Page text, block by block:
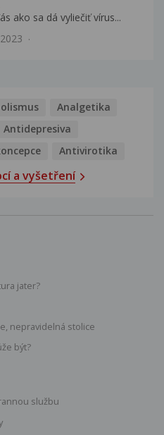
ako sa dá vyliečiť vírus...
Analgetika
Antidepresiva
Antivirotika
a vyšetření
jater?
nepravidelná stolice
být?
službu